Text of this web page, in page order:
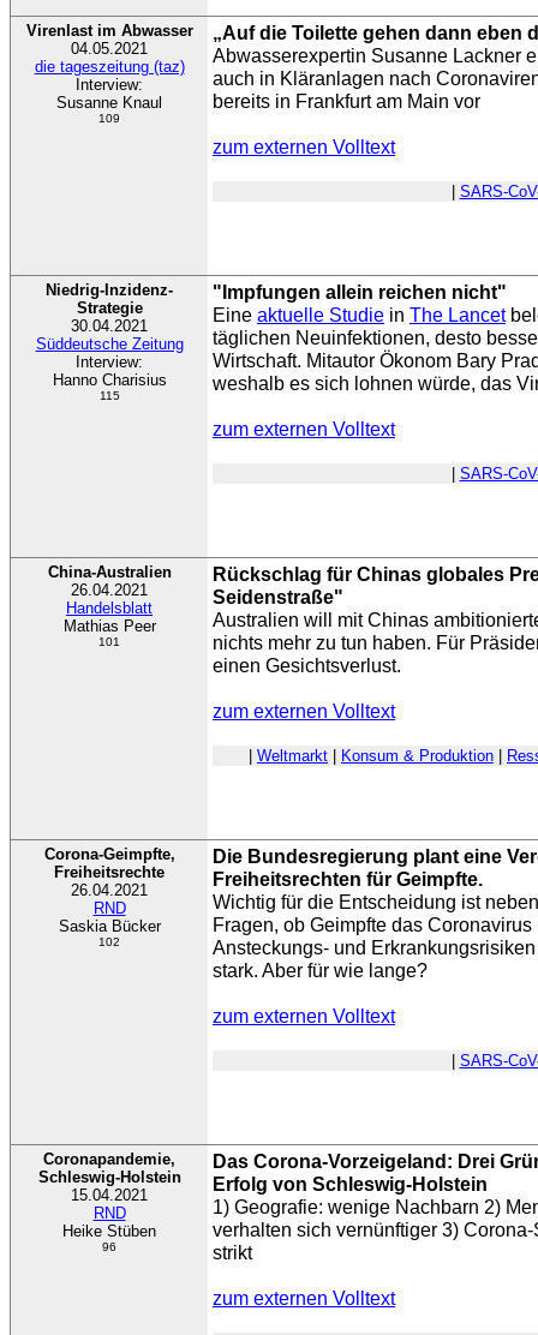
Virenlast im Abwasser
04.05.2021
die tageszeitung (taz)
Interview:
Susanne Knaul
109
„Auf die Toilette gehen dann eben
Abwasserexpertin Susanne Lackner
auch in Kläranlagen nach
bereits in Frankfurt am Main vor
zum externen Volltext
SARS-
Niedrig-Inzidenz-
Strategie
30.04.2021
Süddeutsche Zeitung
Interview:
Hanno Charisius
115
"Impfungen allein reichen nicht"
Eine aktuelle Studie in The Lancet
täglichen Neuinfektionen, desto
Wirtschaft. Mitautor Ökonom Bary
weshalb es sich lohnen würde, das
zum externen Volltext
SARS-
China-Australien
26.04.2021
Handelsblatt
Mathias Peer
101
Rückschlag für Chinas globales
Seidenstraße"
Australien will mit Chinas
nichts mehr zu tun haben. Für
einen Gesichtsverlust.
zum externen Volltext
Weltmarkt Konsum & Produktion
Corona-Geimpfte,
Freiheitsrechte
26.04.2021
RND
Saskia Bücker
102
Die Bundesregierung plant eine
Freiheitsrechten für Geimpfte.
Wichtig für die Entscheidung ist
Fragen, ob Geimpfte das
Ansteckungs- und
stark. Aber für wie lange?
zum externen Volltext
SARS-
Coronapandemie,
Schleswig-Holstein
15.04.2021
RND
Heike Stüben
96
Das Corona-Vorzeigeland: Drei
Erfolg von Schleswig-Holstein
1) Geografie: wenige Nachbarn 2)
verhalten sich vernünftiger 3)
strikt
zum externen Volltext